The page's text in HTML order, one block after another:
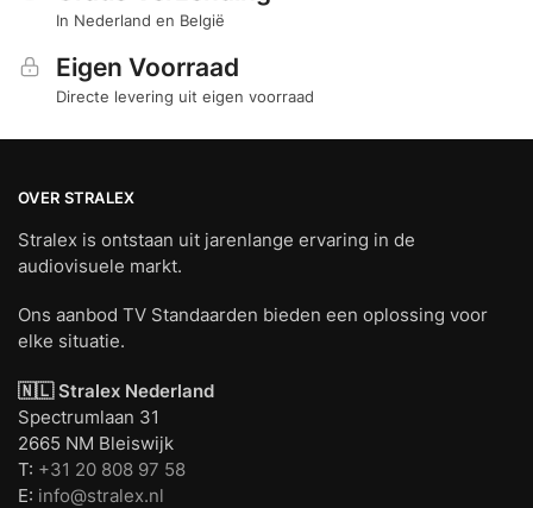
In Nederland en België
Eigen Voorraad
Directe levering uit eigen voorraad
OVER STRALEX
Stralex is ontstaan uit jarenlange ervaring in de
audiovisuele markt.
Ons aanbod TV Standaarden bieden een oplossing voor
elke situatie.
🇳🇱 Stralex Nederland
Spectrumlaan 31
2665 NM Bleiswijk
T: +31 20 808 97 58
E: info@stralex.nl